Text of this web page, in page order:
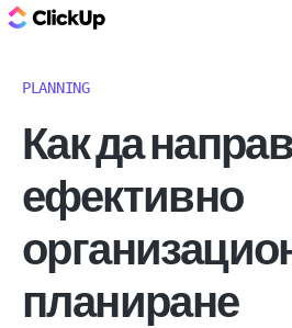
PLANNING
Как да
ефективно
планиране